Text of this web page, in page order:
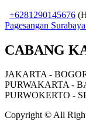
+6281290145676
Pagesangan Surabaya
CABANG
JAKARTA -
PURWAKARTA -
PURWOKERTO -
Copyright © All